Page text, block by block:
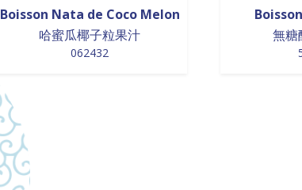
Boisson Nata de Coco Melon
哈蜜瓜椰子粒果汁
062432
無糖